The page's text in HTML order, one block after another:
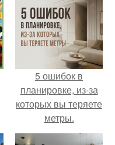
5 ошибок в
планировке, из-за
которых вы теряете
метры.